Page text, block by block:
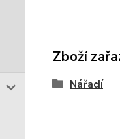
Zboží
Nářadí